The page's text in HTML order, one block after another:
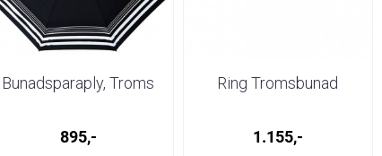
Bunadsparaply, Troms
895,-
Ring Tromsbunad
1.155,-